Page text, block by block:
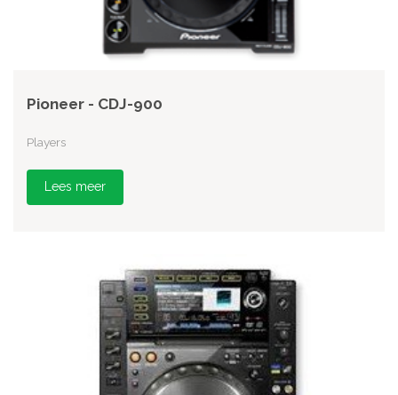
Pioneer - CDJ-900
Players
Lees meer